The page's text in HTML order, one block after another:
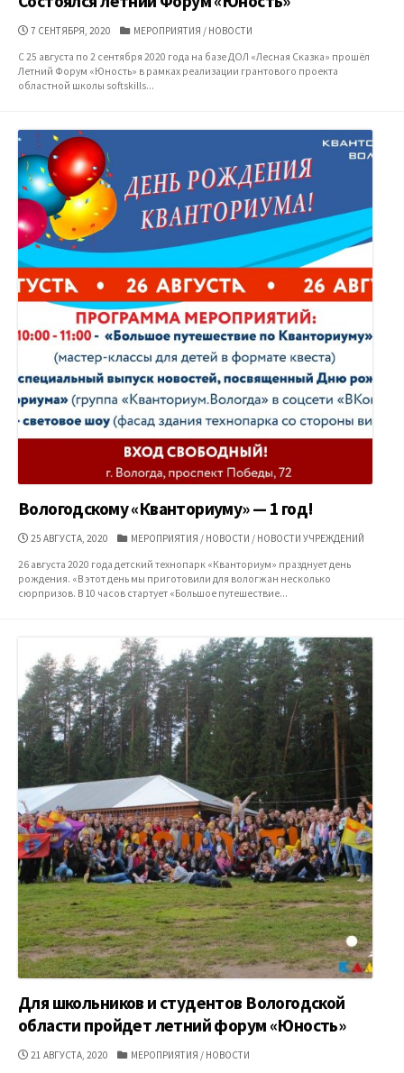
ДАТА
7 СЕНТЯБРЯ, 2020 КАТЕГОРИИ
МЕРОПРИЯТИЯ / НОВОСТИ
С 25 августа по 2 сентября 2020 года на базе ДОЛ «Лесная Сказка» прошёл
Летний Форум «Юность» в рамках реализации грантового проекта
областной школы softskills...
Вологодскому «Кванториуму» — 1 год!
ДАТА
25 АВГУСТА, 2020 КАТЕГОРИИ
МЕРОПРИЯТИЯ / НОВОСТИ / НОВОСТИ УЧРЕЖДЕНИЙ
26 августа 2020 года детский технопарк «Кванториум» празднует день
рождения. «В этот день мы приготовили для вологжан несколько
сюрпризов. В 10 часов стартует «Большое путешествие...
Для школьников и студентов Вологодской
области пройдет летний форум «Юность»
ДАТА
21 АВГУСТА, 2020 КАТЕГОРИИ
МЕРОПРИЯТИЯ / НОВОСТИ